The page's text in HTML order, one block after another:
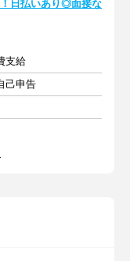
日払いあり◎面接な
支給
己申告